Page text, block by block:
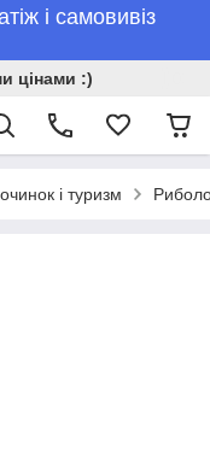
і самовивіз
цінами :)
і туризм